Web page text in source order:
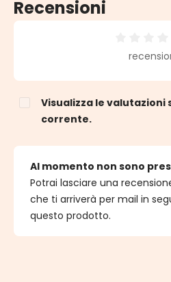
Recensioni
Valutazione media di 0 su 5
Visualizza le valutazioni
corrente.
Al momento non sono
Potrai lasciare una
che ti arriverà per mail in
questo prodotto.